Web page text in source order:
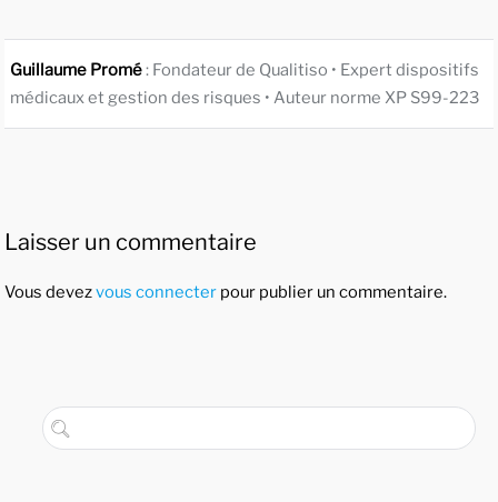
Guillaume Promé: Fondateur de Qualitiso • Expert dispositifs
médicaux et gestion des risques • Auteur norme XP S99-223
Laisser un commentaire
Vous devezvous connecter pour publier un commentaire.